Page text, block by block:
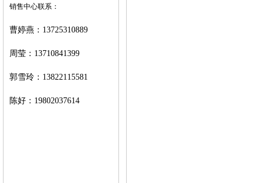
销售中心联系：
曹婷燕 ： 13725310889
周莹： 13710841399
郭雪玲： 13822115581
陈好： 19802037614